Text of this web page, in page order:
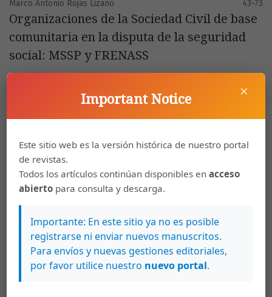
Marco Antonio Rojas Lizano 43-73
Organizaciones de la Sociedad Civil de base
comunitaria en la disputa de la seguridad
social: MSSP y FRENASS
Marginalidad avanzada y estigmatización
territorial en el Área Metropolitana de San
José. Estudios de caso de Alajuelita, Los
Guido y Pavas (1986-2011)
PDF EPUB
Beatriz Gutiérrez Mueller
×
Important Notice
Este sitio web es la versión histórica de nuestro portal
de revistas.
Todos los artículos continúan disponibles enacceso
abierto para consulta y descarga.
Importante: En este sitio ya no es posible
registrarse ni enviar nuevos manuscritos.
Para envíos y nuevas gestiones editoriales,
por favor utilice nuestro nuevo portal.